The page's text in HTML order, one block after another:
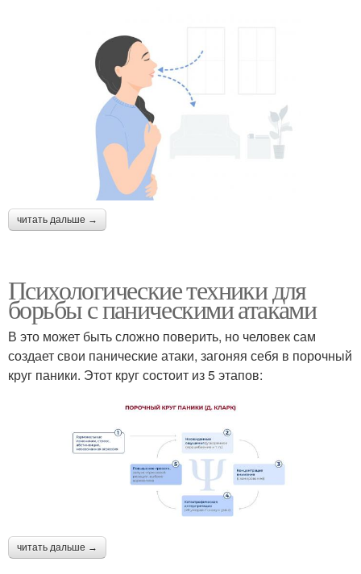
читать дальше →
Психологические техники для
борьбы с паническими атаками
В это может быть сложно поверить, но человек сам
создает свои панические атаки, загоняя себя в порочный
круг паники. Этот круг состоит из 5 этапов:
читать дальше →